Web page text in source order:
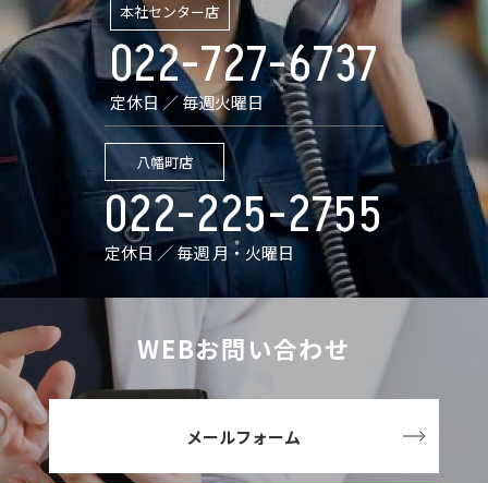
本社センター店
022-727-6737
定休日 ／ 毎週火曜日
八幡町店
022-225-2755
定休日 ／ 毎週 月・火曜日
WEBお問い合わせ
メールフォーム